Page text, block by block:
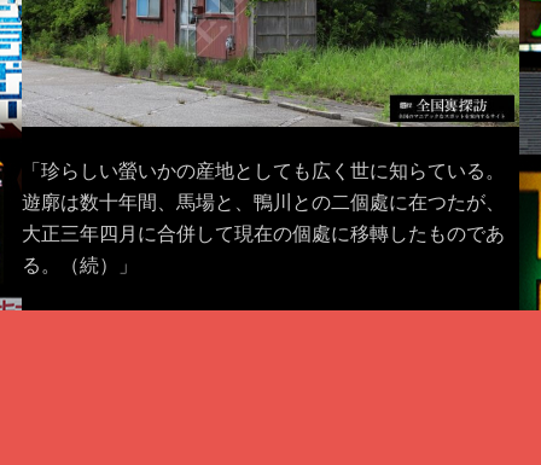
「珍らしい螢いかの産地としても広く世に知らている。
遊廓は数十年間、馬場と、鴨川との二個處に在つたが、
大正三年四月に合併して現在の個處に移轉したものであ
る。（続）」